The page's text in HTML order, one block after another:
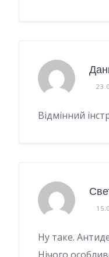
Відмінний
Ну таке.